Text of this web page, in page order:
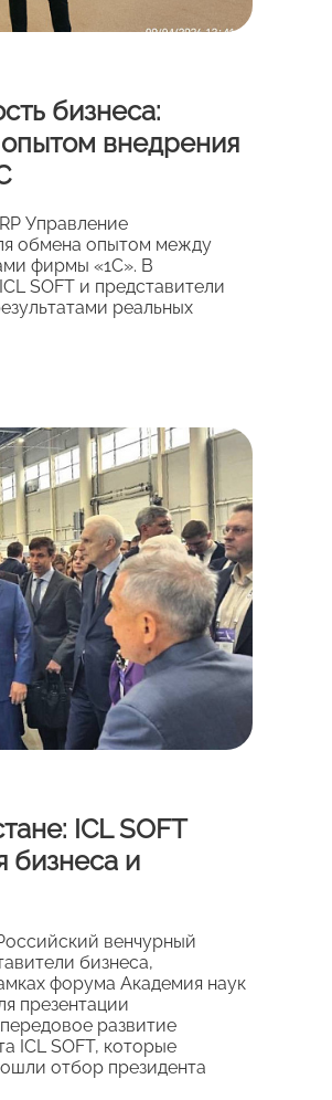
бизнеса:
внедрения
Управление
обмена опытом между
фирмы «1С». В
SOFT и представители
реальных
ICL SOFT
бизнеса и
венчурный
бизнеса,
форума Академия наук
презентации
развитие
ICL SOFT, которые
отбор президента